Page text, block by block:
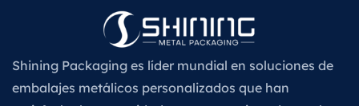
Shining Packaging es líder mundial en soluciones de
embalajes metálicos personalizados que han